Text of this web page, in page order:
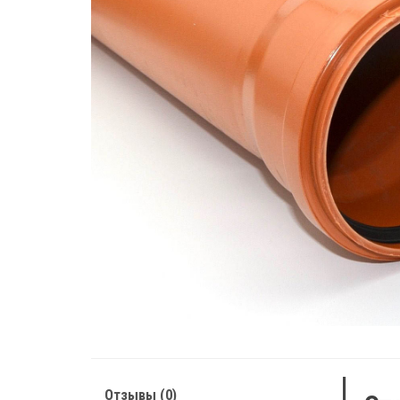
Отзывы (0)